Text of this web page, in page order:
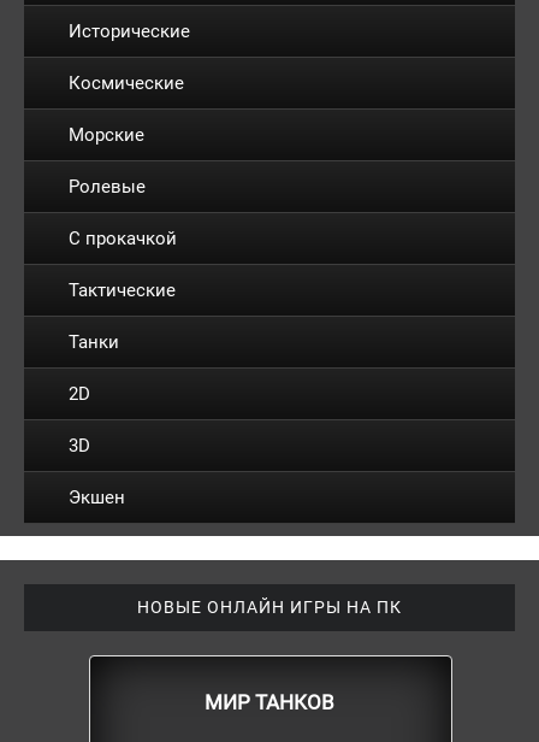
Исторические
Космические
Морские
Ролевые
С прокачкой
Тактические
Танки
2D
3D
Экшен
НОВЫЕ ОНЛАЙН ИГРЫ НА ПК
МИР ТАНКОВ